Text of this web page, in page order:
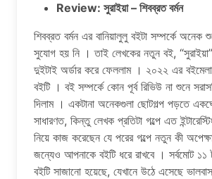
Review: সুরাইয়া – শিবব্রত বর্মন
শিবব্রত বর্মন এর বানিয়ালুলু বইটা সম্পর্কে অনেক
সুযোগ হয় নি । তাই লেখকের নতুন বই,
দুইটাই অর্ডার করে ফেললাম । ২০২২ এর
বইটি । বই সম্পর্কে কোন পূর্ব রিভিউ না শুনে
দিলাম । একটানা অনেকগুলা ছোটগল্প পড়তে
সাধারণত, কিন্তু লেখক প্রতিটা গল্পে এত
নিয়ে কাজ করেছেন যে পরের গল্পে নতুন কী
জন্যেও আপনাকে বইটি ধরে রাখবে । সর্বমোট ১১
বইটি সাজানো হয়েছে, যেখানে উঠে এসেছে